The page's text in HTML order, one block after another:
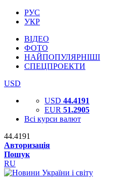
РУС
УКР
ВІДЕО
ФОТО
НАЙПОПУЛЯРНІШІ
СПЕЦПРОЕКТИ
USD
USD 44.4191
EUR 51.2905
Всі курси валют
44.4191
Авторизація
Пошук
RU